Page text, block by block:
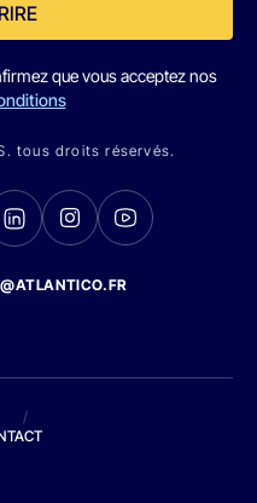
que vous acceptez nos
tous droits réservés.
/